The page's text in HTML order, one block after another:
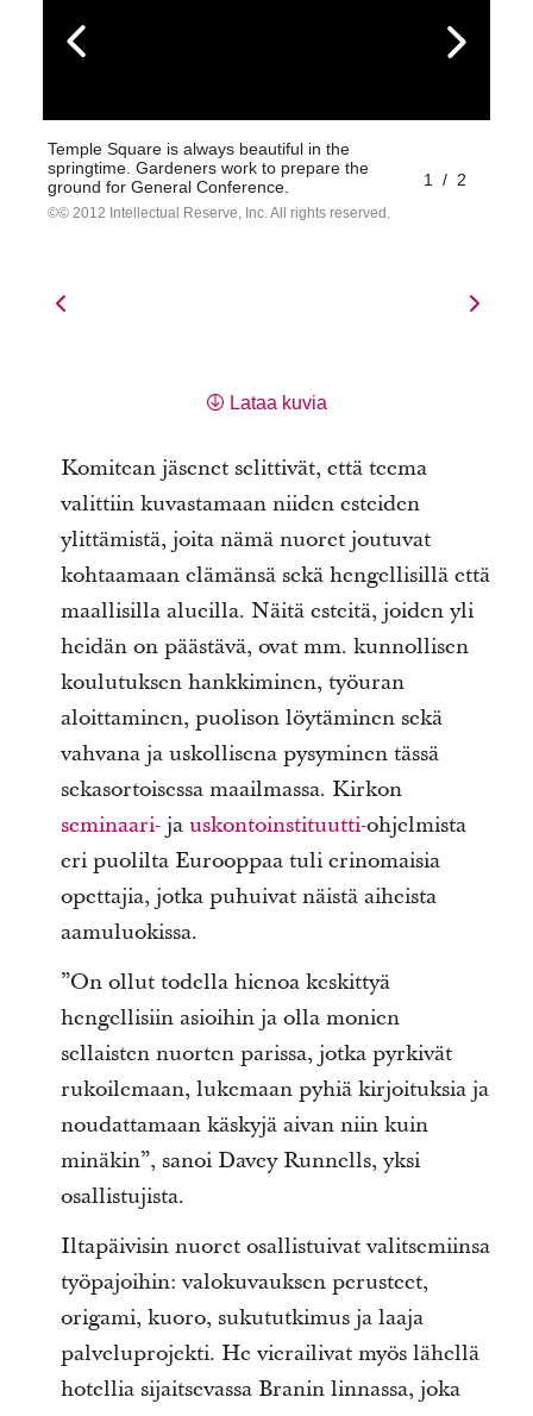
Temple Square is always beautiful in the
springtime. Gardeners work to prepare the
ground for General Conference.
© 2012 Intellectual Reserve, Inc. All rights reserved.
1 / 2
Lataa kuvia
Komitean jäsenet selittivät, että teema
valittiin kuvastamaan niiden esteiden
ylittämistä, joita nämä nuoret joutuvat
kohtaamaan elämänsä sekä hengellisillä että
maallisilla alueilla. Näitä esteitä, joiden yli
heidän on päästävä, ovat mm. kunnollisen
koulutuksen hankkiminen, työuran
aloittaminen, puolison löytäminen sekä
vahvana ja uskollisena pysyminen tässä
sekasortoisessa maailmassa. Kirkon
seminaari-ja uskontoinstituutti-ohjelmista
eri puolilta Eurooppaa tuli erinomaisia
opettajia, jotka puhuivat näistä aiheista
aamuluokissa.
”On ollut todella hienoa keskittyä
hengellisiin asioihin ja olla monien
sellaisten nuorten parissa, jotka pyrkivät
rukoilemaan, lukemaan pyhiä kirjoituksia ja
noudattamaan käskyjä aivan niin kuin
minäkin”, sanoi Davey Runnells, yksi
osallistujista.
Iltapäivisin nuoret osallistuivat valitsemiinsa
työpajoihin: valokuvauksen perusteet,
origami, kuoro, sukututkimus ja laaja
palveluprojekti. He vierailivat myös lähellä
hotellia sijaitsevassa Branin linnassa, joka